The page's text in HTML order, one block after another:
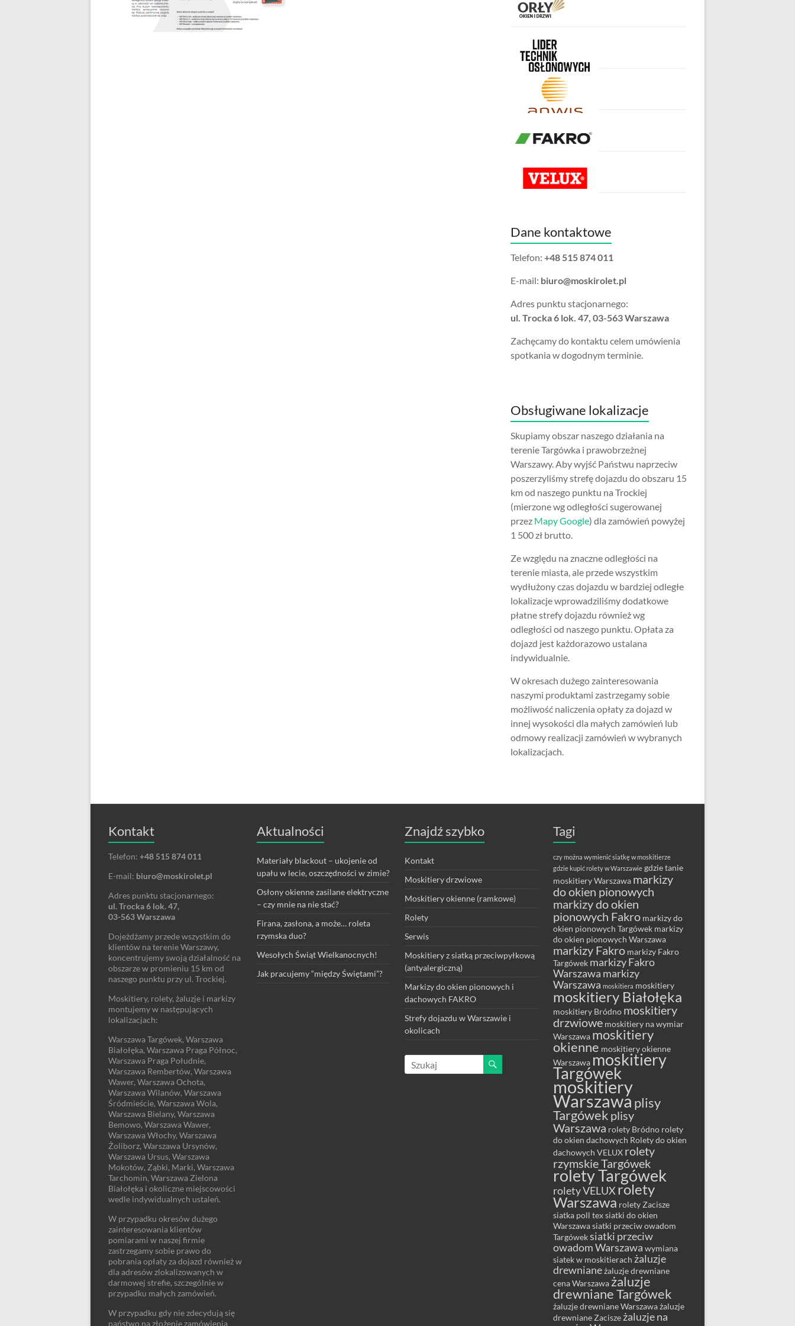
Dane kontaktowe
Telefon: +48 515 874 011
E-mail: biuro@moskirolet.pl
Adres punktu stacjonarnego:
ul. Trocka 6 lok. 47, 03-563 Warszawa
Zachęcamy do kontaktu celem umówienia
spotkania w dogodnym terminie.
Obsługiwane lokalizacje
Skupiamy obszar naszego działania na
terenie Targówka i prawobrzeżnej
Warszawy. Aby wyjść Państwu naprzeciw
poszerzyliśmy strefę dojazdu do obszaru 15
km od naszego punktu na Trockiej
(mierzone wg odległości sugerowanej
przez Mapy Google) dla zamówień powyżej
1 500 zł brutto.
Ze względu na znaczne odległości na
terenie miasta, ale przede wszystkim
wydłużony czas dojazdu w bardziej odległe
lokalizacje wprowadziliśmy dodatkowe
płatne strefy dojazdu również wg
odległości od naszego punktu. Opłata za
dojazd jest każdorazowo ustalana
indywidualnie.
W okresach dużego zainteresowania
naszymi produktami zastrzegamy sobie
możliwość naliczenia opłaty za dojazd w
innej wysokości dla małych zamówień lub
odmowy realizacji zamówień w wybranych
lokalizacjach.
Kontakt
Telefon: +48 515 874 011
E-mail: biuro@moskirolet.pl
Adres punktu stacjonarnego:
ul. Trocka 6 lok. 47,
03-563 Warszawa
Dojeżdżamy przede wszystkim do
klientów na terenie Warszawy,
koncentrujemy swoją działalność na
obszarze w promieniu 15 km od
naszego punktu przy ul. Trockiej.
Moskitiery, rolety, żaluzje i markizy
montujemy w następujących
lokalizacjach:
Warszawa Targówek, Warszawa
Białołęka, Warszawa Praga Północ,
Warszawa Praga Południe,
Warszawa Rembertów, Warszawa
Wawer, Warszawa Ochota,
Warszawa Wilanów, Warszawa
Śródmieście, Warszawa Wola,
Warszawa Bielany, Warszawa
Bemowo, Warszawa Wawer,
Warszawa Włochy, Warszawa
Żoliborz, Warszawa Ursynów,
Warszawa Ursus, Warszawa
Mokotów, Ząbki, Marki, Warszawa
Tarchomin, Warszawa Zielona
Białołęka i okoliczne miejscowości
wedle indywidualnych ustaleń.
W przypadku okresów dużego
zainteresowania klientów
pomiarami w naszej firmie
zastrzegamy sobie prawo do
pobrania opłaty za dojazd również w
dla adresów zlokalizowanych w
darmowej strefie, szczególnie w
przypadku małych zamówień.
W przypadku gdy nie zdecydują się
państwo na złożenie zamówienia
Aktualności
Materiały blackout – ukojenie od
upału w lecie, oszczędności w zimie?
Osłony okienne zasilane elektryczne
– czy mnie na nie stać?
Firana, zasłona, a może… roleta
rzymska duo?
Wesołych Świąt Wielkanocnych!
Jak pracujemy “między Świętami”?
Znajdź szybko
Kontakt
Moskitiery drzwiowe
Moskitiery okienne (ramkowe)
Rolety
Serwis
Moskitiery z siatką przeciwpyłkową
(antyalergiczną)
Markizy do okien pionowych i
dachowych FAKRO
Strefy dojazdu w Warszawie i
okolicach
Tagi
czy można wymienić siatkę w moskitierze
gdzie kupić rolety w Warszawie gdzie tanie
moskitiery Warszawa markizy
do okien pionowych
markizy do okien
pionowych Fakro markizy do
okien pionowych Targówek markizy
do okien pionowych Warszawa
markizy Fakro markizy Fakro
Targówek markizy Fakro
Warszawa markizy
Warszawa moskitiera moskitiery
moskitiery Białołęka
moskitiery Bródno moskitiery
drzwiowe moskitiery na wymiar
Warszawa moskitiery
okienne moskitiery okienne
Warszawa moskitiery
Targówek
moskitiery
Warszawa plisy
Targówek plisy
Warszawa rolety Bródno rolety
do okien dachowych Rolety do okien
dachowych VELUX rolety
rzymskie Targówek
rolety Targówek
rolety VELUX rolety
Warszawa rolety Zacisze
siatka poll tex siatki do okien
Warszawa siatki przeciw owadom
Targówek siatki przeciw
owadom Warszawa wymiana
siatek w moskitierach żaluzje
drewniane żaluzje drewniane
cena Warszawa żaluzje
drewniane Targówek
żaluzje drewniane Warszawa żaluzje
drewniane Zacisze żaluzje na